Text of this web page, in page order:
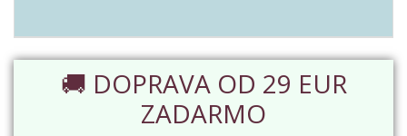
🚚 DOPRAVA OD 29 EUR
ZADARMO